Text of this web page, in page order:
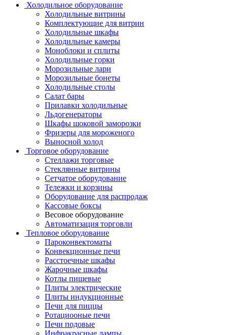
Холодильное оборудование
Холодильные витрины
Комплектующие для витрин
Холодильные шкафы
Холодильные камеры
Моноблоки и сплиты
Холодильные горки
Морозильные лари
Морозильные бонеты
Холодильные столы
Салат бары
Прилавки холодильные
Льдогенераторы
Шкафы шоковой заморозки
Фризеры для мороженого
Выносной холод
Торговое оборудование
Стеллажи торговые
Стеклянные витрины
Сетчатое оборудование
Тележки и корзины
Оборудование для распродаж
Кассовые боксы
Весовое оборудование
Автоматизация торговли
Тепловое оборудование
Пароконвектоматы
Конвекционные печи
Расстоечные шкафы
Жарочные шкафы
Котлы пищевые
Плиты электрические
Плиты индукционные
Печи для пиццы
Ротациооные печи
Печи подовые
Инфракрасные лампы